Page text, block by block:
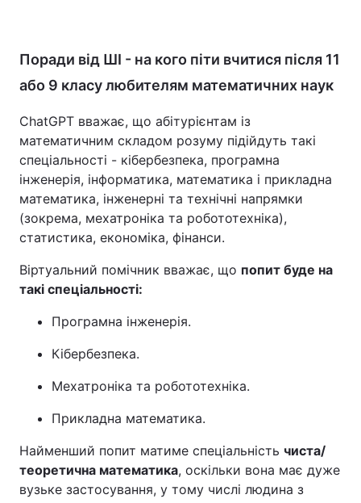
Поради від ШІ - на кого піти вчитися після 11
або 9 класу любителям математичних наук
ChatGPT вважає, що абітурієнтам із
математичним складом розуму підійдуть такі
спеціальності - кібербезпека, програмна
інженерія, інформатика, математика і прикладна
математика, інженерні та технічні напрямки
(зокрема, мехатроніка та робототехніка),
статистика, економіка, фінанси.
Віртуальний помічник вважає, що попит буде на
такі спеціальності:
Програмна інженерія.
Кібербезпека.
Мехатроніка та робототехніка.
Прикладна математика.
Найменший попит матиме спеціальність чиста/
теоретична математика, оскільки вона має дуже
вузьке застосування, у тому числі людина з